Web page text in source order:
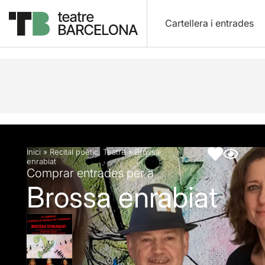
Cartellera i entrades
Descripció Fitxa artística Articles
Inici»Recital poètic, Teatre»Brossa
enrabiat
Comprar entrades per a
Brossa enrabiat